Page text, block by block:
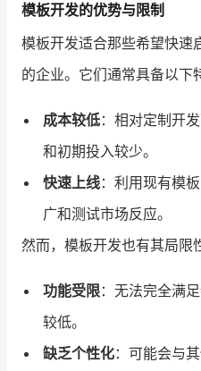
模板开发的优势与限制
模板开发适合那些希望快速
的企业。它们通常具备以下
成本较低：相对定制开
和初期投入较少。
快速上线：利用现有模
广和测试市场反应。
然而，模板开发也有其局限
功能受限：无法完全满
较低。
缺乏个性化：可能会与